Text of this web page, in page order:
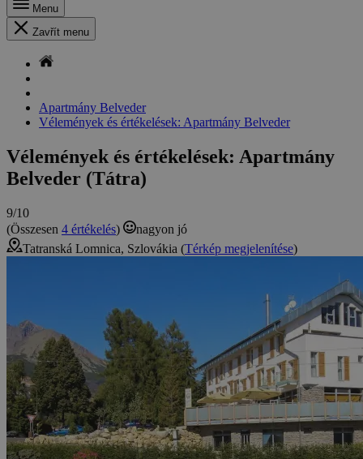
Menu
Zavřít menu
Apartmány Belveder
Vélemények és értékelések: Apartmány Belveder
Vélemények és értékelések: Apartmány
Belveder (Tátra)
9/10
(Összesen 4 értékelés)
nagyon jó
Tatranská Lomnica, Szlovákia (Térkép megjelenítése)